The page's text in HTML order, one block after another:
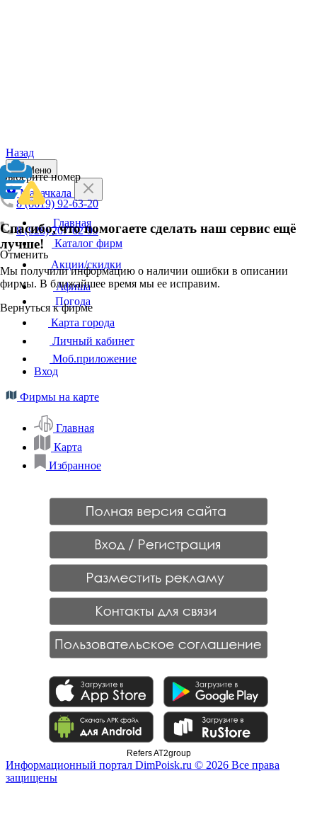
Назад
Выберите номер
8 (8619) 92-63-20
8 (928) 207-62-99
Отменить
Спасибо, что помогаете сделать наш сервис ещё
лучше!
Мы получили информацию о наличии ошибки в описании
фирмы. В ближайшее время мы ее исправим.
Вернуться к фирме
Меню
Махачкала
Главная
Каталог фирм
Акции/скидки
Афиша
Погода
Карта города
Личный кабинет
Моб.приложение
Вход
Фирмы на карте
Главная
Карта
Избранное
Refers AT2group
Информационный портал DimPoisk.ru © 2026 Все права
защищены